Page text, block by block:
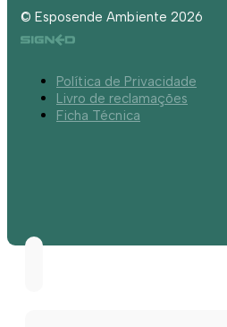
© Esposende Ambiente 2026
Política de Privacidade
Livro de reclamações
Ficha Técnica